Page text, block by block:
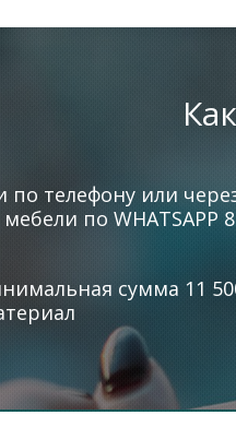
телефону или
по WHATSAPP
сумма 11